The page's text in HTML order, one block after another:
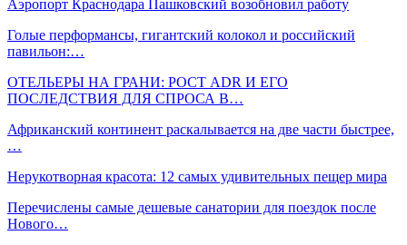
Аэропорт Краснодара Пашковский возобновил работу
Голые перформансы, гигантский колокол и российский
павильон:…
ОТЕЛЬЕРЫ НА ГРАНИ: РОСТ ADR И ЕГО
ПОСЛЕДСТВИЯ ДЛЯ СПРОСА В…
Африканский континент раскалывается на две части быстрее,
…
Нерукотворная красота: 12 самых удивительных пещер мира
Перечислены самые дешевые санатории для поездок после
Нового…